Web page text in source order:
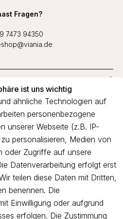
ist uns wichtig
ähnliche Technologien auf
personenbezogene
unserer Webseite (z.B. IP-
personalisieren, Medien von
oder Zugriffe auf unsere
Datenverarbeitung erfolgt erst
teilen diese Daten mit Dritten,
benennen. Die
Einwilligung oder aufgrund
erfolgen. Die Zustimmung
Fragen?
7473 94350
deiner nächsten Bestellung und
von Angeboten.